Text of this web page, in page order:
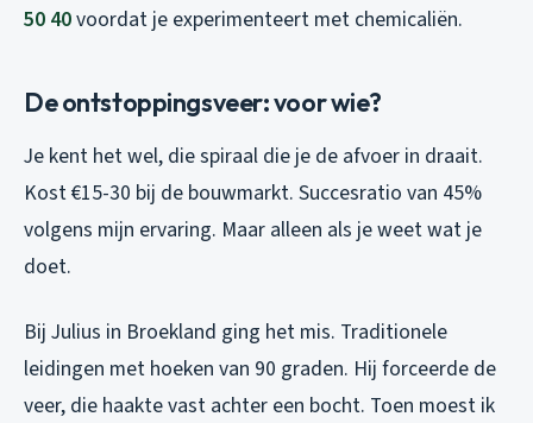
50 40voordat je experimenteert met chemicaliën.
De ontstoppingsveer: voor wie?
Je kent het wel, die spiraal die je de afvoer in draait.
Kost €15-30 bij de bouwmarkt. Succesratio van 45%
volgens mijn ervaring. Maar alleen als je weet wat je
doet.
Bij Julius in Broekland ging het mis. Traditionele
leidingen met hoeken van 90 graden. Hij forceerde de
veer, die haakte vast achter een bocht. Toen moest ik